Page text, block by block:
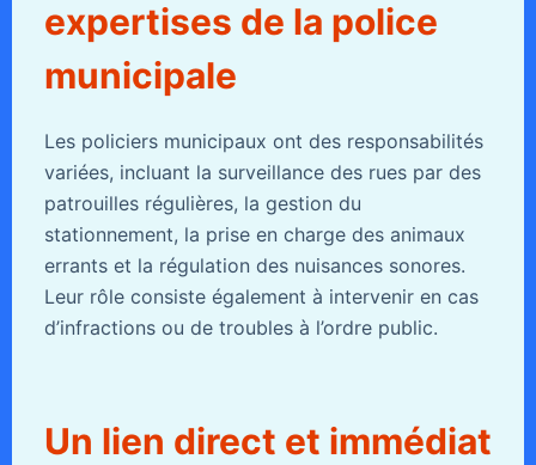
expertises de la police
municipale
Les policiers municipaux ont des responsabilités
variées, incluant la surveillance des rues par des
patrouilles régulières, la gestion du
stationnement, la prise en charge des animaux
errants et la régulation des nuisances sonores.
Leur rôle consiste également à intervenir en cas
d’infractions ou de troubles à l’ordre public.
Un lien direct et immédiat